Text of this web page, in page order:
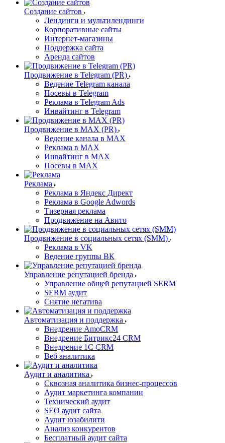
Создание сайтов
Лендинги и мультилендинги
Корпоративные сайты
Интернет-магазины
Поддержка сайта
Аренда сайтов
Продвижение в Telegram (PR)
Ведение Telegram канала
Посевы в Telegram
Реклама в Telegram Ads
Инвайтинг в Telegram
Продвижение в MAX (PR)
Ведение канала в MAX
Реклама в MAX
Инвайтинг в MAX
Посевы в MAX
Реклама
Реклама в Яндекс Директ
Реклама в Google Adwords
Тизерная реклама
Продвижение на Авито
Продвижение в социальных сетях (SMM)
Реклама в VK
Ведение группы ВК
Управление репутацией бренда
Управление общей репутацией SERM
SERM аудит
Снятие негатива
Автоматизация и поддержка
Внедрение AmoCRM
Внедрение Битрикс24 CRM
Внедрение 1C CRM
Веб аналитика
Аудит и аналитика
Сквозная аналитика бизнес-процессов
Аудит маркетинга компании
Технический аудит
SEO аудит сайта
Аудит юзабилити
Анализ конкурентов
Бесплатный аудит сайта